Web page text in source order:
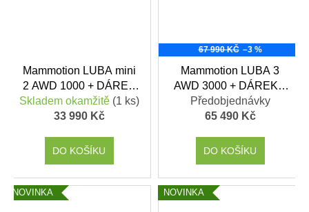
Mammotion LUBA mini
2 AWD 1000 + DÁREK
V HODNOTĚ 1699,- KČ
Skladem okamžitě (1 ks)
33 990 Kč
DO KOŠÍKU
67 990 KČ –3 %
Mammotion LUBA 3
AWD 3000 + DÁREK v
hodnotě 1699,- Kč
Předobjednávky
65 490 Kč
DO KOŠÍKU
NOVINKA NOVINKA